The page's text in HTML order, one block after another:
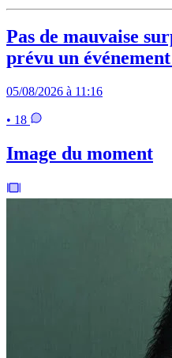
Pas de mauvaise
prévu un
05/08/2026 à 11:16
• 18
Image du moment